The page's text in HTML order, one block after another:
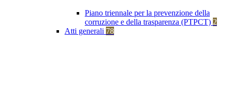
Piano triennale per la prevenzione della
corruzione e della trasparenza (PTPCT) 2
Atti generali 78